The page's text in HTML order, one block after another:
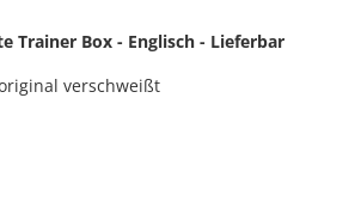
Trainer Box - Englisch - Lieferbar
verschweißt